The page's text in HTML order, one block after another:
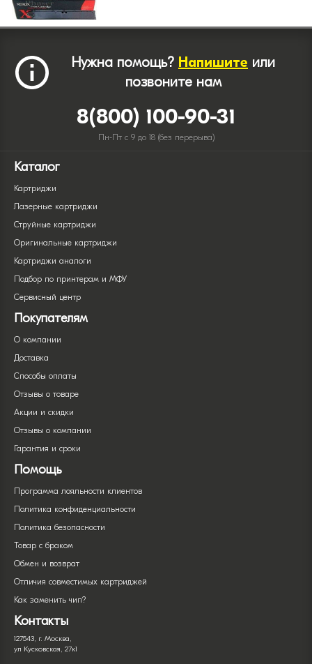
Нужна помощь? Напишите или
позвоните нам
8(800) 100-90-31
Пн-Пт с 9 до 18 (без перерыва)
Каталог
Картриджи
Лазерные картриджи
Струйные картриджи
Оригинальные картриджи
Картриджи аналоги
Подбор по принтерам и МФУ
Сервисный центр
Покупателям
О компании
Доставка
Способы оплаты
Отзывы о товаре
Акции и скидки
Отзывы о компании
Гарантия и сроки
Помощь
Программа лояльности клиентов
Политика конфиденциальности
Политика безопасности
Товар с браком
Обмен и возврат
Отличия совместимых картриджей
Как заменить чип?
Контакты
127543, г. Москва,
ул Кусковская, 27к1